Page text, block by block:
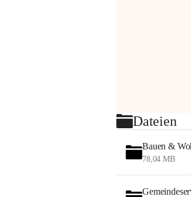
Dateien
Bauen &
78,04 MB